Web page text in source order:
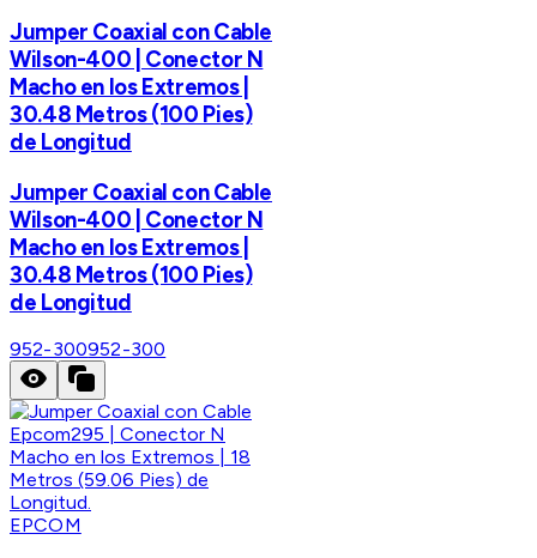
Jumper Coaxial con Cable
Wilson-400 | Conector N
Macho en los Extremos |
30.48 Metros (100 Pies)
de Longitud
Jumper Coaxial con Cable
Wilson-400 | Conector N
Macho en los Extremos |
30.48 Metros (100 Pies)
de Longitud
952-300952-300
EPCOM